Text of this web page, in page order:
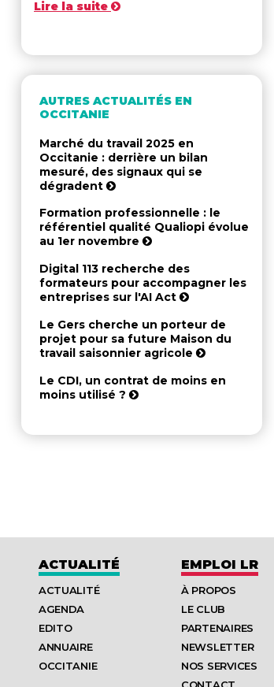
Lire la suite
AUTRES ACTUALITÉS EN
OCCITANIE
Marché du travail 2025 en
Occitanie : derrière un bilan
mesuré, des signaux qui se
dégradent
Formation professionnelle : le
référentiel qualité Qualiopi évolue
au 1er novembre
Digital 113 recherche des
formateurs pour accompagner les
entreprises sur l'AI Act
Le Gers cherche un porteur de
projet pour sa future Maison du
travail saisonnier agricole
Le CDI, un contrat de moins en
moins utilisé ?
ACTUALITÉ
ACTUALITÉ
AGENDA
EDITO
ANNUAIRE
OCCITANIE
EMPLOI LR
À PROPOS
LE CLUB
PARTENAIRES
NEWSLETTER
NOS SERVICES